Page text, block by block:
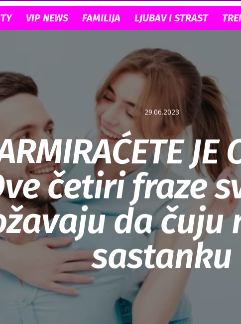
VIP NEWS FAMILIJA LJUBAV I STRAST
29.06.2023
JE
četiri fraze
da čuju
sastanku